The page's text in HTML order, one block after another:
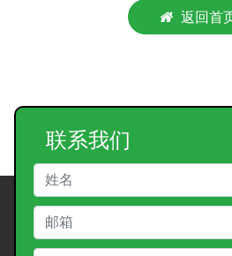
返回首
联系我们